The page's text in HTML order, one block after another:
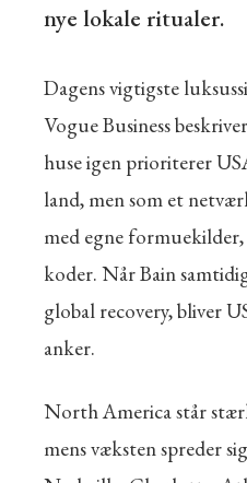
nye lokale ritualer.
Dagens vigtigste
Vogue Business
huse igen prioriterer
land, men som et
med egne
koder. Når Bain
global recovery, bliver
anker.
North America står
mens væksten spreder